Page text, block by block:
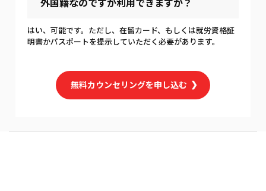
外国籍なのですが利用できますか？
はい、可能です。ただし、在留カード、もしくは就労資格証
明書かパスポートを提示していただく必要があります。
無料カウンセリングを申し込む